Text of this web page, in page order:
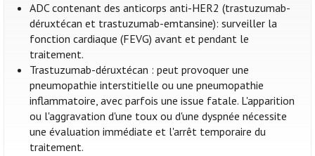
ADC contenant des anticorps anti-HER2 (trastuzumab-
déruxtécan et trastuzumab-emtansine): surveiller la
fonction cardiaque (FEVG) avant et pendant le
traitement.
Trastuzumab-déruxtécan : peut provoquer une
pneumopathie interstitielle ou une pneumopathie
inflammatoire, avec parfois une issue fatale. L'apparition
ou l'aggravation d'une toux ou d'une dyspnée nécessite
une évaluation immédiate et l'arrêt temporaire du
traitement.